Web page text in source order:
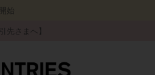
始
先さまへ】